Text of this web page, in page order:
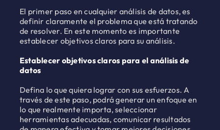
El primer paso en cualquier análisis de datos, es
definir claramente el problema que está tratando
de resolver. En este momento es importante
establecer objetivos claros para su análisis.
Establecer objetivos claros para el análisis de
datos
Defina lo que quiera lograr con sus esfuerzos. A
través de este paso, podrá generar un enfoque en
lo que realmente importa, seleccionar
herramientas adecuadas, comunicar resultados